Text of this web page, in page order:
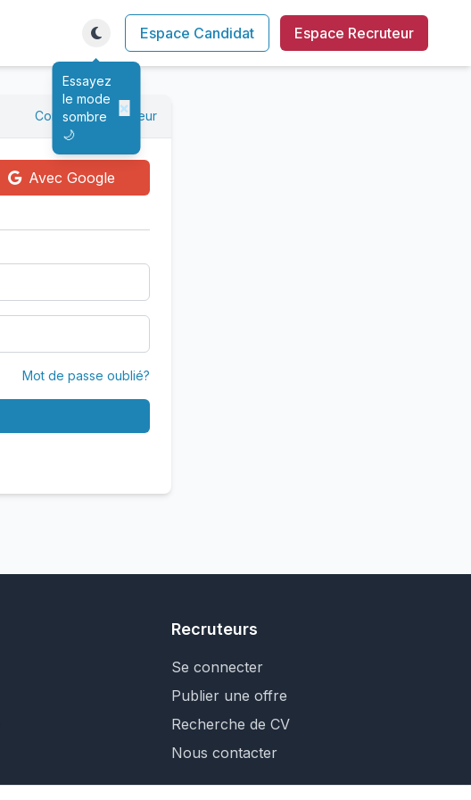
Essayez
le mode
sombre
🌙
×
Espace Candidat Espace Recruteur
Connexion recruteur
Avec Google
Mot de passe oublié?
Recruteurs
Se connecter
Publier une offre
Recherche de CV
Nous contacter